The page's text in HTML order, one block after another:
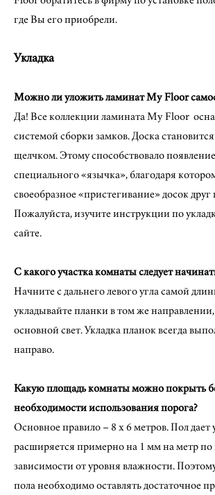
где Вы его приобрели.
Укладка
Можно ли уложить ламинат My Floor
Да! Все коллекции ламината My Floor
системой сборки замков. Доска
щелчком. Этому способствовало
специального «язычка», благодаря
своеобразное «пристегивание» досок друг
Пожалуйста, изучите инструкции по
сайте.
C какого участка комнаты следует
Начните с дальнего левого угла самой
укладывайте планки в том же
основной свет. Укладка планок всегда
направо.
Какую площадь комнаты можно покрыть
необходимости использования порога?
Основное правило – 8 x 6 метров. Пол дает
расширяется примерно на 1 мм на метр по
зависимости от уровня влажности.
пола необходимо оставлять достаточное